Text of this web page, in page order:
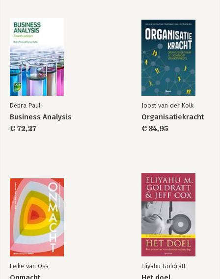
Debra Paul
Business Analysis
€ 72,27
Joost van der Kolk
Organisatiekracht
€ 34,95
Leike van Oss Eliyahu Goldratt